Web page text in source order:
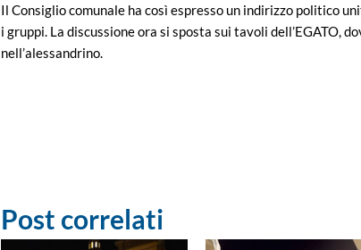
Il Consiglio comunale ha così espresso un indirizzo politico
i gruppi. La discussione ora si sposta sui tavoli dell’EGATO,
nell’alessandrino.
Post correlati